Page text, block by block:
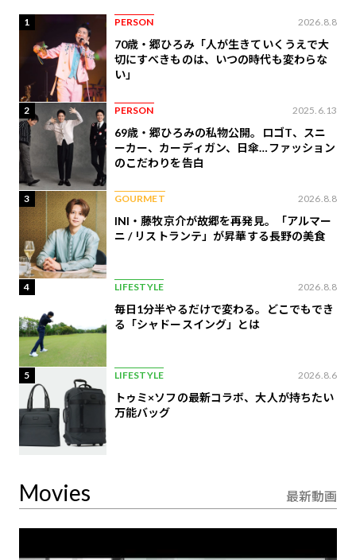
1 PERSON 2026.8.8
70歳・郷ひろみ「人が生きていくうえで大
切にすべきものは、いつの時代も変わらな
い」
2 PERSON 2025.6.13
69歳・郷ひろみの私物公開。ロゴT、スニ
ーカー、カーディガン、日傘…ファッション
のこだわりを告白
3 GOURMET 2026.8.8
INI・藤牧京介が故郷を再発見。「アルマー
ニ / リストランテ」が昇華する長野の美食
4 LIFESTYLE 2026.8.8
毎日1分半やるだけで変わる。どこでもでき
る「シャドースイング」とは
5 LIFESTYLE 2026.8.6
トゥミ×ソフの最新コラボ、大人が持ちたい
万能バッグ
Movies 最新動画